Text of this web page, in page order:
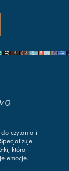
do czytania i
która
emocje.